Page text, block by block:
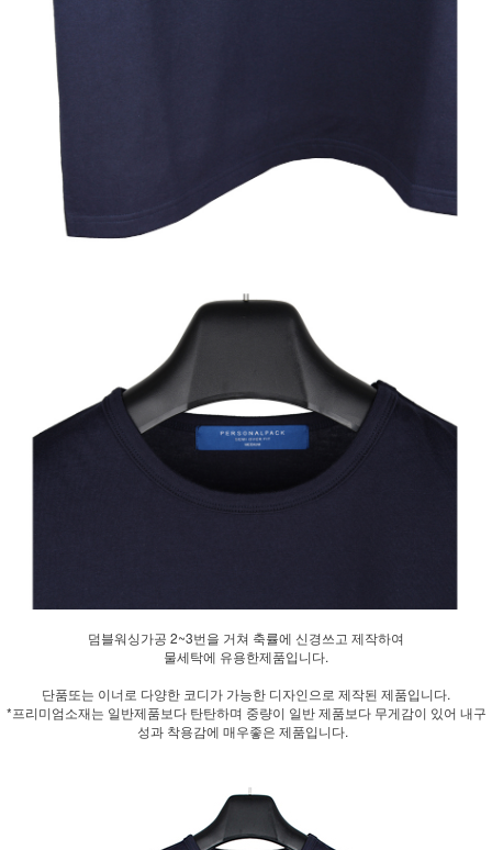
덤블워싱가공 2~3번을 거쳐 축률에 신경쓰고 제작하여
물세탁에 유용한제품입니다.
단품또는 이너로 다양한 코디가 가능한 디자인으로 제작된 제품입니다.
*프리미엄소재는 일반제품보다 탄탄하며 중량이 일반 제품보다 무게감이 있어 내구
성과 착용감에 매우좋은 제품입니다.